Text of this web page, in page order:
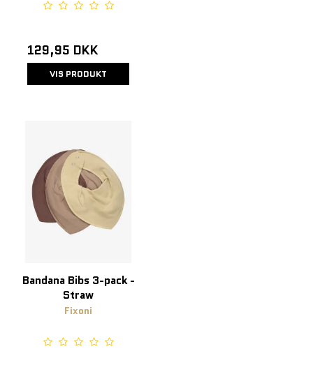
129,95 DKK
VIS PRODUKT
Bandana Bibs 3-pack -
Straw
Fixoni